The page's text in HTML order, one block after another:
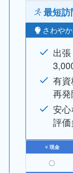
最短訪
さわや
出
有資
再
安
評
現金
〇